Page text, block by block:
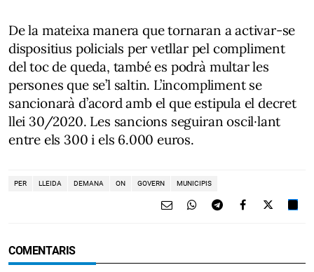
De la mateixa manera que tornaran a activar-se
dispositius policials per vetllar pel compliment
del toc de queda, també es podrà multar les
persones que se’l saltin. L’incompliment se
sancionarà d’acord amb el que estipula el decret
llei 30/2020. Les sancions seguiran oscil·lant
entre els 300 i els 6.000 euros.
PER LLEIDA DEMANA ON GOVERN MUNICIPIS
COMENTARIS